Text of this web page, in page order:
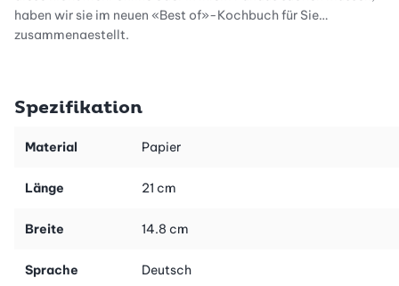
haben wir sie im neuen «Best of»-Kochbuch für Sie
zusammengestellt.
Kochbuch finden Sie die beliebtesten Gerichte für Gross und
Gericht zu einem Gaumenschmaus. Die Rezeptideen sind
Spezifikation
Material Papier
Länge 21 cm
Breite 14.8 cm
Sprache Deutsch